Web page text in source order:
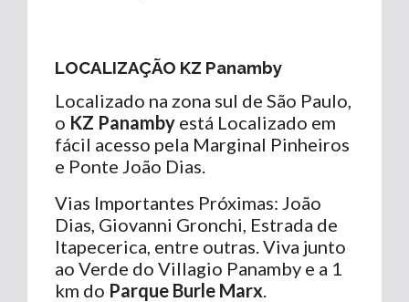
LOCALIZAÇÃO KZ Panamby
Localizado na zona sul de São Paulo,
o KZ Panamby está Localizado em
fácil acesso pela Marginal Pinheiros
e Ponte João Dias.
Vias Importantes Próximas: João
Dias, Giovanni Gronchi, Estrada de
Itapecerica, entre outras. Viva junto
ao Verde do Villagio Panamby e a 1
km do Parque Burle Marx